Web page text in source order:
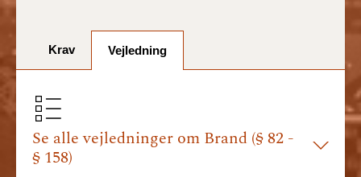
BR18 (1/1-30/6
BR18 (1/7- 31/12
2024)
Krav Vejledning
Se alle vejledninger om Brand (§ 82 -
§ 158)